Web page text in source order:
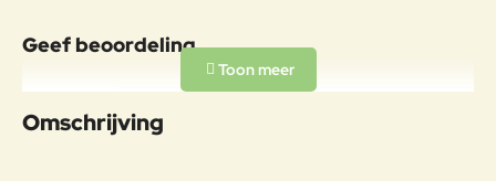
aluminium met de hoogste
standaard outdoor coating. UV-
Geef beoordeling
Uw naam:
Omschrijving